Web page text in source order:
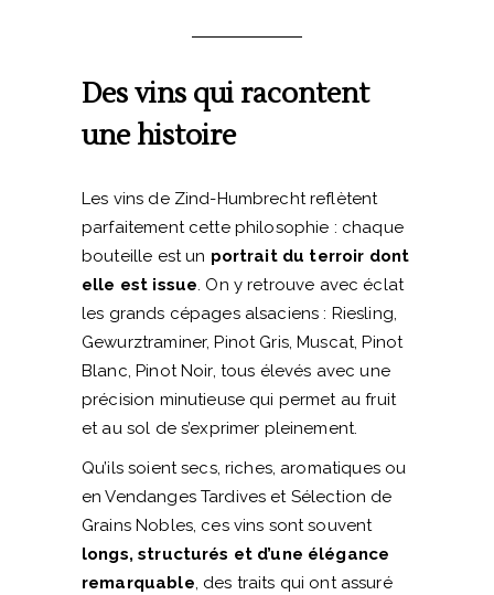
Des vins qui racontent
une histoire
Les vins de Zind-Humbrecht reflètent
parfaitement cette philosophie : chaque
bouteille est un portrait du terroir dont
elle est issue. On y retrouve avec éclat
les grands cépages alsaciens : Riesling,
Gewurztraminer, Pinot Gris, Muscat, Pinot
Blanc, Pinot Noir, tous élevés avec une
précision minutieuse qui permet au fruit
et au sol de s’exprimer pleinement.
Qu’ils soient secs, riches, aromatiques ou
en Vendanges Tardives et Sélection de
Grains Nobles, ces vins sont souvent
longs, structurés et d’une élégance
remarquable, des traits qui ont assuré